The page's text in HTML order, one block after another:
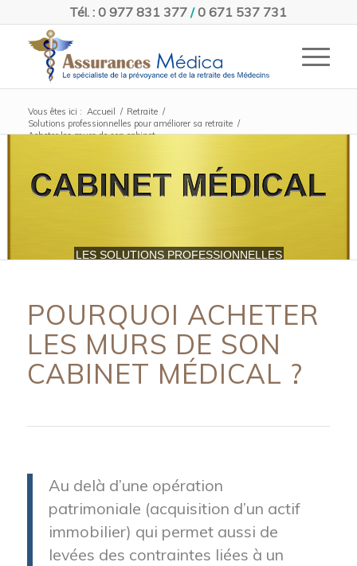
Tél. : 0 977 831 377 /0 671 537 731
Vous êtes ici : Accueil / Retraite /
Solutions professionnelles pour améliorer sa retraite /
Acheter les murs de son cabinet
LES SOLUTIONS PROFESSIONNELLES
POURQUOI ACHETER
LES MURS DE SON
CABINET MÉDICAL ?
Au delà d’une opération
patrimoniale (acquisition d’un actif
immobilier) qui permet aussi de
levées des contraintes liées à un